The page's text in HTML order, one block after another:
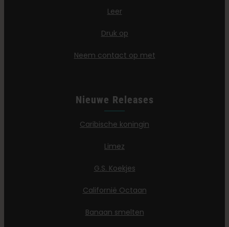
Leer
Druk op
Neem contact op met
Nieuwe Releases
Caribische koningin
Limez
G.S. Koekjes
Californië Octaan
Banaan smelten